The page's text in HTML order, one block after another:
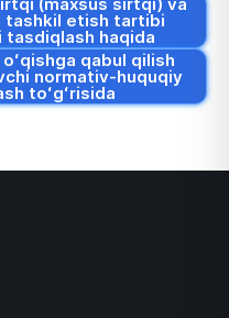
tashkil etish tartibi
tasdiqlash haqida
qabul qilish
normativ-huquqiy
toʻgʻrisida